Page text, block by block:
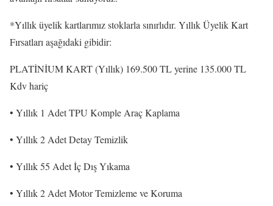
*Yıllık üyelik kartlarımız stoklarla sınırlıdır. Yıllık Üyelik Kart
Fırsatları aşağıdaki gibidir:
PLATİNİUM KART (Yıllık) 169.500 TL yerine 135.000 TL
Kdv hariç
• Yıllık 1 Adet TPU Komple Araç Kaplama
• Yıllık 2 Adet Detay Temizlik
• Yıllık 55 Adet İç Dış Yıkama
• Yıllık 2 Adet Motor Temizleme ve Koruma